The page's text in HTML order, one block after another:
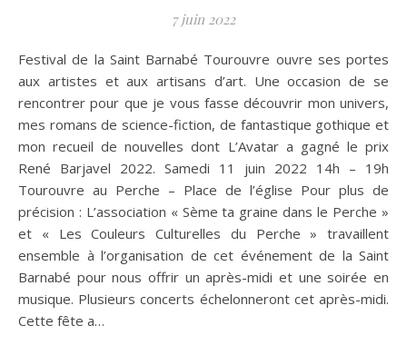
7 juin 2022
Festival de la Saint Barnabé Tourouvre ouvre ses portes
aux artistes et aux artisans d’art. Une occasion de se
rencontrer pour que je vous fasse découvrir mon univers,
mes romans de science-fiction, de fantastique gothique et
mon recueil de nouvelles dont L’Avatar a gagné le prix
René Barjavel 2022. Samedi 11 juin 2022 14h – 19h
Tourouvre au Perche – Place de l’église Pour plus de
précision : L’association « Sème ta graine dans le Perche »
et « Les Couleurs Culturelles du Perche » travaillent
ensemble à l’organisation de cet événement de la Saint
Barnabé pour nous offrir un après-midi et une soirée en
musique. Plusieurs concerts échelonneront cet après-midi.
Cette fête a…